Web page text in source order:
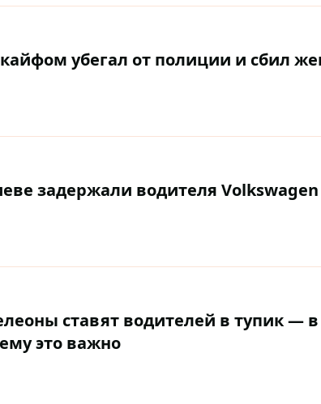
убегал от полиции и сбил
задержали водителя Volkswagen
ставят водителей в тупик —
это важно